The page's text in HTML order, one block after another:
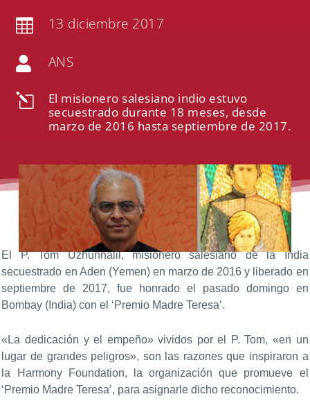
 13 diciembre 2017
 ANS
l
El misionero salesiano indio estuvo
secuestrado durante 18 meses, desde
marzo de 2016 hasta septiembre de 2017.
El P. Tom Uzhunnalil, misionero salesiano de la India
secuestrado en Aden (Yemen) en marzo de 2016 y liberado en
septiembre de 2017, fue honrado el pasado domingo en
Bombay (India) con el ‘Premio Madre Teresa’.
«La dedicación y el empeño» vividos por el P. Tom, «en un
lugar de grandes peligros», son las razones que inspiraron a
la Harmony Foundation, la organización que promueve el
‘Premio Madre Teresa’, para asignarle dicho reconocimiento.